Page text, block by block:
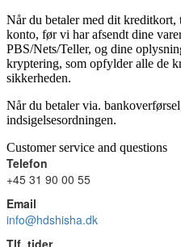
Når du betaler med dit
konto, før vi har afsendt dine
PBS/Nets/Teller, og dine
kryptering, som opfylder alle de
sikkerheden.
Når du betaler via.
indsigelsesordningen.
Customer service and questions
Telefon
+45 31 90 00 55
Email
info@hdshisha.dk
Tlf. tider